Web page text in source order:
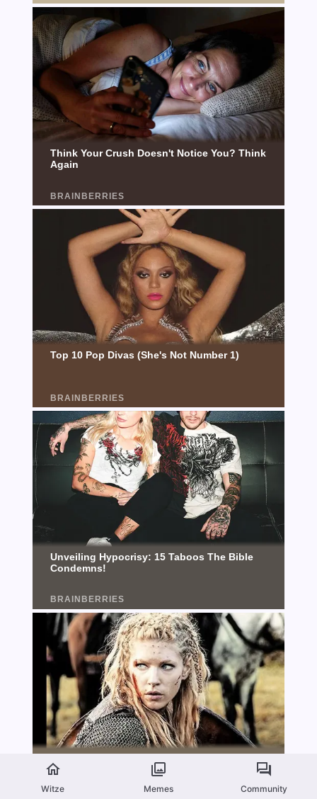
Witze Memes Community